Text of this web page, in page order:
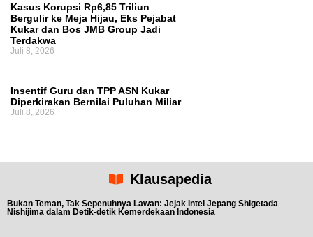
Kasus Korupsi Rp6,85 Triliun
Bergulir ke Meja Hijau, Eks Pejabat
Kukar dan Bos JMB Group Jadi
Terdakwa
Juli 8, 2026
Insentif Guru dan TPP ASN Kukar
Diperkirakan Bernilai Puluhan Miliar
Juli 8, 2026
Klausapedia
Bukan Teman, Tak Sepenuhnya Lawan: Jejak Intel Jepang Shigetada
Nishijima dalam Detik-detik Kemerdekaan Indonesia